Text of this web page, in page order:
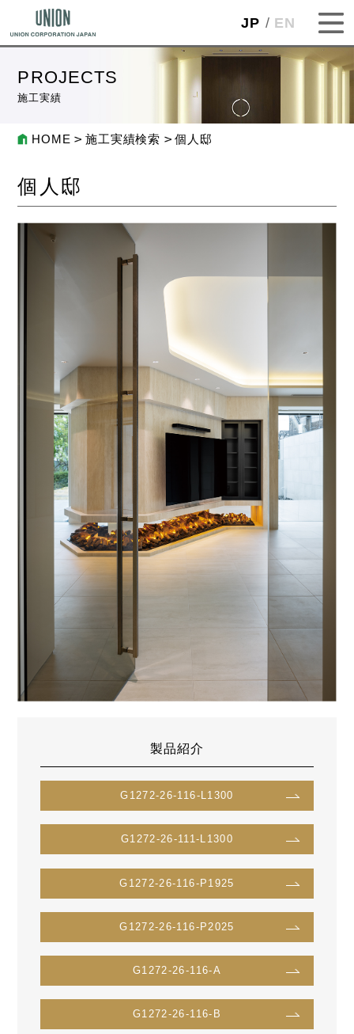
JP EN
PROJECTS
施工実績
HOME 施工実績検索 個人邸
個人邸
製品紹介
G1272-26-116-L1300
G1272-26-111-L1300
G1272-26-116-P1925
G1272-26-116-P2025
G1272-26-116-A
G1272-26-116-B